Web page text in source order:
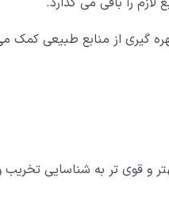
گیری از منابع طبیعی کمک
و قوی تر به شناسایی